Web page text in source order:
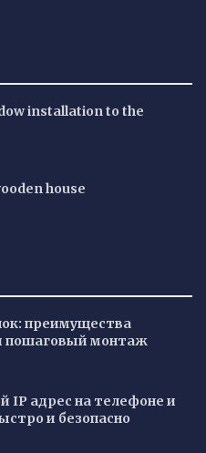
installation to the
house
преимущества
пошаговый монтаж
IP адрес на телефоне и
и безопасно